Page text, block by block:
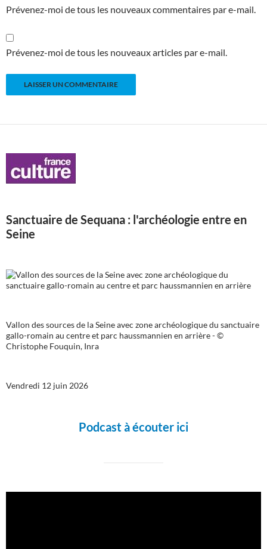
Prévenez-moi de tous les nouveaux commentaires par e-mail.
Prévenez-moi de tous les nouveaux articles par e-mail.
Sanctuaire de Sequana : l'archéologie entre en
Seine
Vallon des sources de la Seine avec zone archéologique du sanctuaire
gallo-romain au centre et parc haussmannien en arrière - ©
Christophe Fouquin, Inra
Vendredi 12 juin 2026
Podcast à écouter ici